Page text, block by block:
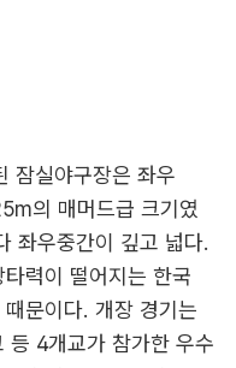
잠실야구장은 좌우
의 매머드급 크기였
좌우중간이 깊고 넓다.
력이 떨어지는 한국
문이다. 개장 경기는
등 4개교가 참가한 우수